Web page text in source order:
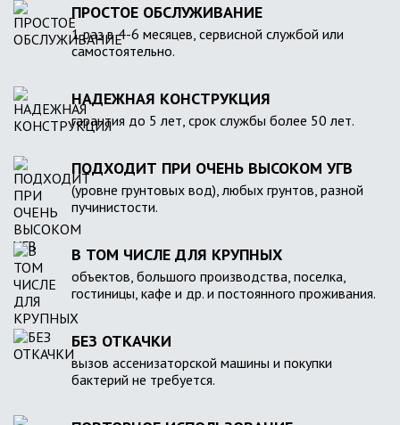
ПРОСТОЕ ОБСЛУЖИВАНИЕ
1 раз в 4-6 месяцев, сервисной службой или
самостоятельно.
НАДЕЖНАЯ КОНСТРУКЦИЯ
гарантия до 5 лет, срок службы более 50 лет.
ПОДХОДИТ ПРИ ОЧЕНЬ ВЫСОКОМ УГВ
(уровне грунтовых вод), любых грунтов, разной
пучинистости.
В ТОМ ЧИСЛЕ ДЛЯ КРУПНЫХ
объектов, большого производства, поселка,
гостиницы, кафе и др. и постоянного проживания.
БЕЗ ОТКАЧКИ
вызов ассенизаторской машины и покупки
бактерий не требуется.